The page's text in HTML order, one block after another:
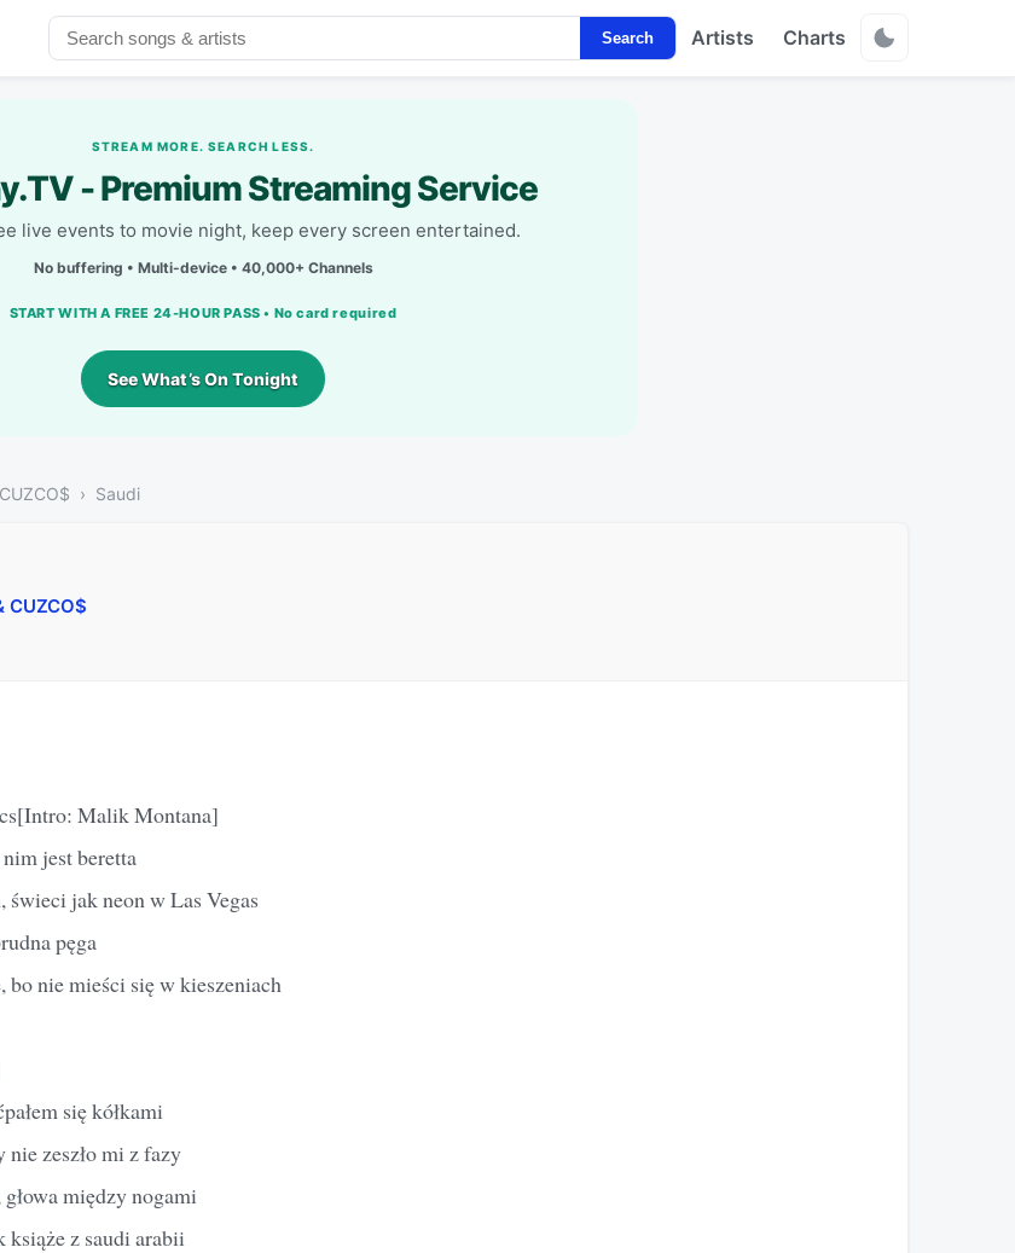
Search Artists Charts
STREAM MORE. SEARCH LESS.
- Premium Streaming Service
live events to movie night, keep every screen entertained.
No buffering • Multi-device • 40,000+ Channels
START WITH A FREE 24-HOUR PASS • No card required
See What’s On Tonight
Saudi
CUZCO$
Malik Montana]
jest beretta
jak neon w Las Vegas
pęga
bo nie mieści się w kieszeniach
się kółkami
zeszło mi z fazy
między nogami
książe z saudi arabii